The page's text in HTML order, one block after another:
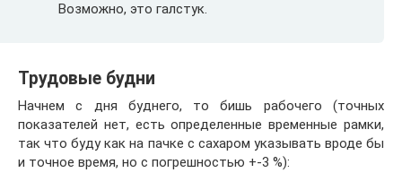
Возможно, это галстук.
Трудовые будни
Начнем с дня буднего, то бишь рабочего (точных
показателей нет, есть определенные временные рамки,
так что буду как на пачке с сахаром указывать вроде бы
и точное время, но с погрешностью +-3 %):